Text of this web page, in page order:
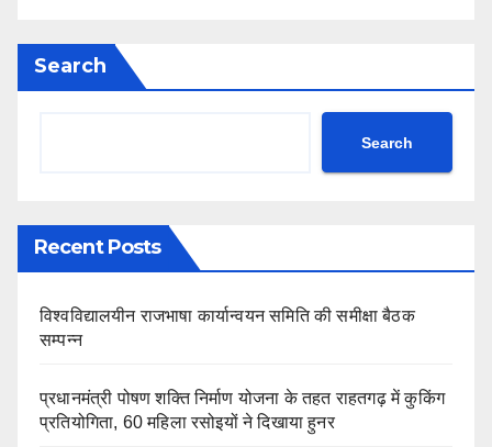
Search
Search
Recent Posts
विश्वविद्यालयीन राजभाषा कार्यान्वयन समिति की समीक्षा बैठक
सम्पन्न
प्रधानमंत्री पोषण शक्ति निर्माण योजना के तहत राहतगढ़ में कुकिंग
प्रतियोगिता, 60 महिला रसोइयों ने दिखाया हुनर